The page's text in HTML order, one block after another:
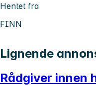
Hentet fra
FINN
Lignende
Rådgiver innen